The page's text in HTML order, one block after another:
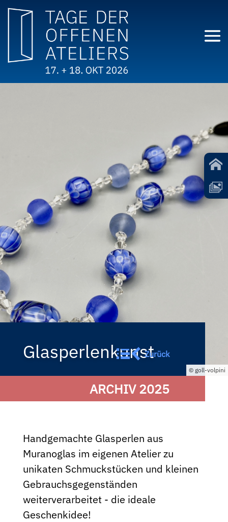
GlasperlenkunstZurück
ARCHIV 2025
goll-volpini
Handgemachte Glasperlen aus
Muranoglas im eigenen Atelier zu
unikaten Schmuckstücken und kleinen
Gebrauchsgegenständen
weiterverarbeitet - die ideale
Geschenkidee!